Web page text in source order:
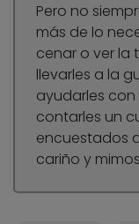
Pero no
más de lo
cenar o ver la
llevarles a la
ayudarles con
contarles un
encuestados
cariño y